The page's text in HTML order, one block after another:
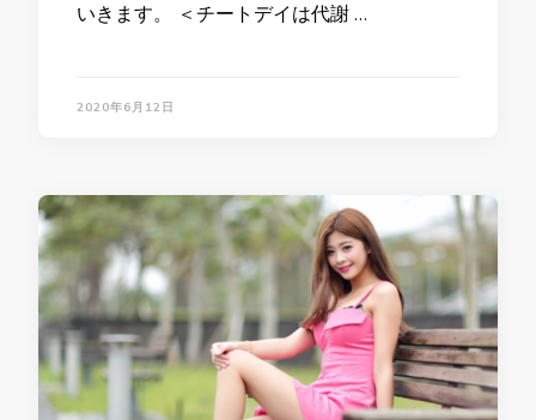
いきます。 ＜チートデイは代謝 …
2020年6月12日